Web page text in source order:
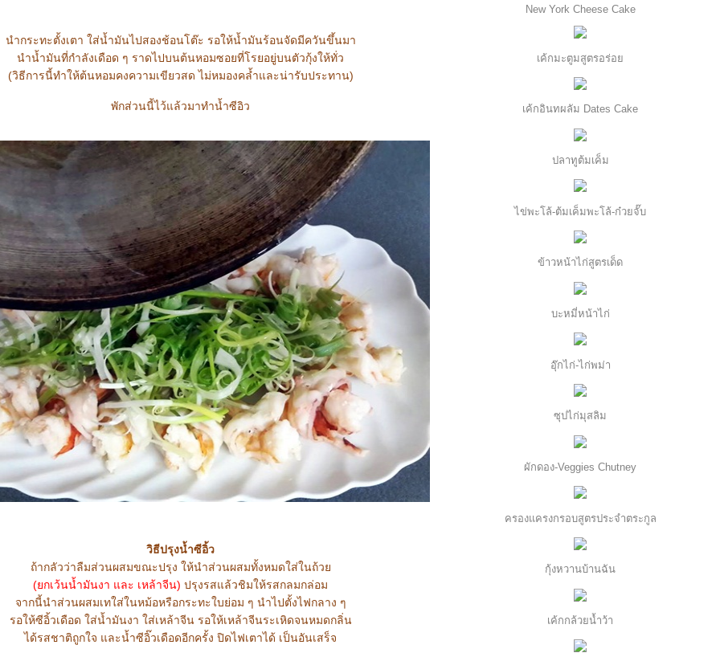
นำกระทะตั้งเตา ใส่น้ำมันไปสองช้อนโต๊ะ รอให้น้ำมันร้อนจัดมีควันขึ้นมา
นำน้ำมันที่กำลังเดือด ๆ ราดไปบนต้นหอมซอยที่โรยอยู่บนตัวกุ้งให้ทั่ว
(วิธีการนี้ทำให้ต้นหอมคงความเขียวสด ไม่หมองคล้ำและน่ารับประทาน)
พักส่วนนี้ไว้แล้วมาทำน้ำซีอิว
วิธีปรุงน้ำซีอิ้ว
ถ้ากลัวว่าลืมส่วนผสมขณะปรุง ให้นำส่วนผสมทั้งหมดใส่ในถ้ว
(ยกเว้นน้ำมันงา และ เหล้าจีน) ปรุงรสแล้วชิมให้รสกลมกล่อม
จากนี้นำส่วนผสมเทใส่ในหม้อหรือกระทะใบย่อม ๆ นำไปตั้งไฟกลาง ๆ
รอให้ซีอิ้วเดือด ใส่น้ำมันงา ใส่เหล้าจีน รอให้เหล้าจีนระเหิดจนหมดกลิ่น
ได้รสชาติถูกใจ และน้ำซีอิ๊วเดือดอีกครั้ง ปิดไฟเตาได้ เป็นอันเสร็จ
New York Cheese Cake
เค้กมะตูมสูตรอร่อ
เค้กอินทผลัม Dates Cake
ปลาทูต้มเค็ม
ไข่พะโล้-ต้มเค็มพะโล้-ก๋วยจั๊บ
ข้าวหน้าไก่สูตรเด็ด
บะหมี่หน้าไก่
อุ๊กไก่-ไก่พม่า
ซุปไก่มุสลิม
ผักดอง-Veggies Chutney
ครองแครงกรอบสูตรประจำตระกูล
กุ้งหวานบ้านฉัน
เค้กกล้วยน้ำว้า